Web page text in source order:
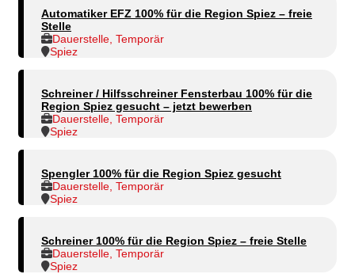
Automatiker EFZ 100% für die Region Spiez – freie
Stelle
Dauerstelle, Temporär
Spiez
Schreiner / Hilfsschreiner Fensterbau 100% für die
Region Spiez gesucht – jetzt bewerben
Dauerstelle, Temporär
Spiez
Spengler 100% für die Region Spiez gesucht
Dauerstelle, Temporär
Spiez
Schreiner 100% für die Region Spiez – freie Stelle
Dauerstelle, Temporär
Spiez